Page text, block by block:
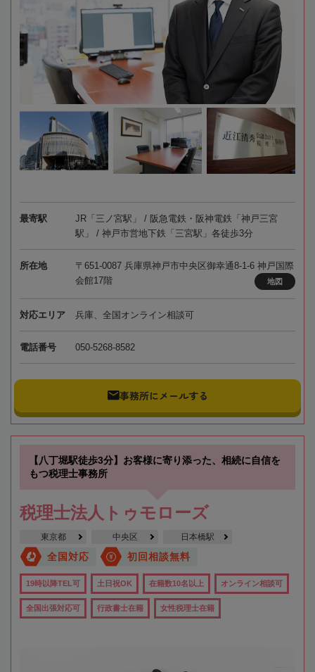
最寄駅
JR「三ノ宮駅」 / 阪急電鉄・阪神電鉄「神戸三宮
駅」 / 神戸市営地下鉄「三宮駅」各徒歩3分
所在地
〒651-0087 兵庫県神戸市中央区御幸通8-1-6 神戸国際
会館17階
地図
対応エリア 兵庫、全国オンライン相談可
電話番号 050-5268-8582
事務所にメールする
【八丁堀駅徒歩3分】お客様に寄り添った、相続に自信を
もつ税理士事務所
税理士法人トゥモローズ
東京都 中央区 日本橋駅
全国対応 初回相談無料
19時以降TEL可 土日祝OK 在籍数10名以上 オンライン相談可
全国出張対応可 行政書士在籍 女性税理士在籍